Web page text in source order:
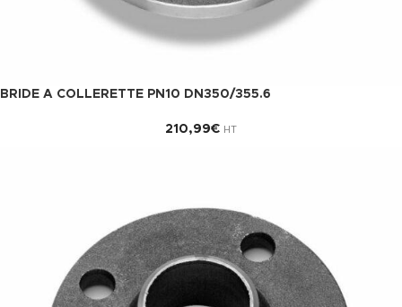
BRIDE A COLLERETTE PN10 DN350/355.6
210,99€ HT